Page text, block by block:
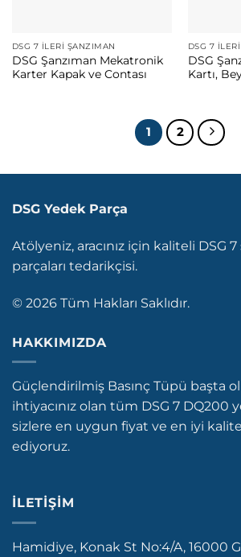
DSG 7 İLERI ŞANZIMAN
DSG Şanzıman Mekatronik
Karter Kapak ve Contası
DSG 7
DSG
Kartı,
1 2
DSG Yedek Parça
Atölyeniz, aracınız için kaliteli DSG 7
parçaları tedarikçisi.
© 2026 Tüm Hakları Saklıdır.
HAKKIMIZDA
Güçlendirilmiş Basınç Tüpü başta
ihtiyacınız olan tüm DSG 7 DQ200
sizlere en uygun fiyat ve en iyi
ediyoruz.
İLETIŞIM
Hamidiye, Konak St No:4/A, 16000